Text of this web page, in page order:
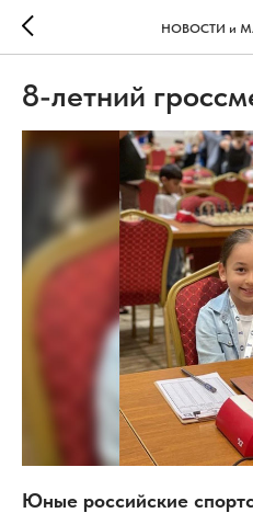
НОВОСТИ и
8-летний
Юные российские